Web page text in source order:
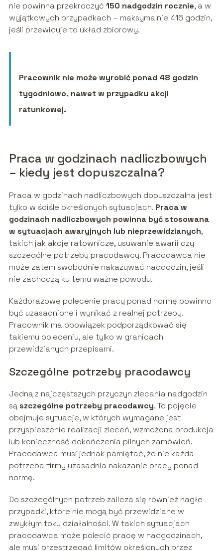
nie powinna przekroczyć 150 nadgodzin rocznie, a w
wyjątkowych przypadkach – maksymalnie 416 godzin,
jeśli przewiduje to układ zbiorowy.
Pracownik nie może wyrobić ponad 48 godzin
tygodniowo, nawet w przypadku akcji
ratunkowej.
Praca w godzinach nadliczbowych
– kiedy jest dopuszczalna?
Praca w godzinach nadliczbowych dopuszczalna jest
tylko w ściśle określonych sytuacjach. Praca w
godzinach nadliczbowych powinna być stosowana
w sytuacjach awaryjnych lub nieprzewidzianych,
takich jak akcje ratownicze, usuwanie awarii czy
szczególne potrzeby pracodawcy. Pracodawca nie
może zatem swobodnie nakazywać nadgodzin, jeśli
nie zachodzą ku temu ważne powody.
Każdorazowe polecenie pracy ponad normę powinno
być uzasadnione i wynikać z realnej potrzeby.
Pracownik ma obowiązek podporządkować się
takiemu poleceniu, ale tylko w granicach
przewidzianych przepisami.
Szczególne potrzeby pracodawcy
Jedną z najczęstszych przyczyn zlecania nadgodzin
są szczególne potrzeby pracodawcy. To pojęcie
obejmuje sytuacje, w których wymagane jest
przyspieszenie realizacji zleceń, wzmożona produkcja
lub konieczność dokończenia pilnych zamówień.
Pracodawca musi jednak pamiętać, że nie każda
potrzeba firmy uzasadnia nakazanie pracy ponad
normę.
Do szczególnych potrzeb zalicza się również nagłe
przypadki, które nie mogą być przewidziane w
zwykłym toku działalności. W takich sytuacjach
pracodawca może polecić pracę w nadgodzinach,
ale musi przestrzegać limitów określonych przez